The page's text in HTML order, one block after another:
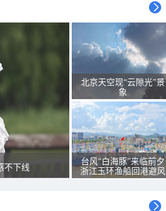
不下线
北京天空现“云隙光”景
象
台风“白海豚”来临前夕
浙江玉环渔船回港避风